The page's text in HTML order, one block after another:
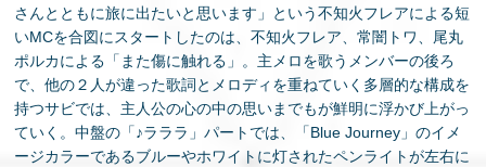
さんとともに旅に出たいと思います」という不知火フレアによる短
いMCを合図にスタートしたのは、不知火フレア、常闇トワ、尾丸
ポルカによる「また傷に触れる」。主メロを歌うメンバーの後ろ
で、他の２人が違った歌詞とメロディを重ねていく多層的な構成を
持つサビでは、主人公の心の中の思いまでもが鮮明に浮かび上がっ
ていく。中盤の「♪ラララ」パートでは、「Blue Journey」のイメ
ージカラーであるブルーやホワイトに灯されたペンライトが左右に